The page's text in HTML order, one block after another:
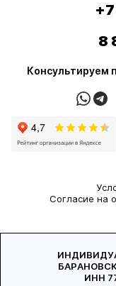
Консультируем
8
Согласие на
ИНН